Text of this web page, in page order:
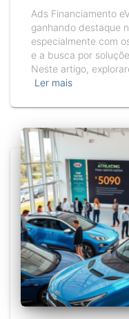
Ads Financiamento
ganhando destaque
especialmente com
e a busca por
Neste artigo,
Ler mais